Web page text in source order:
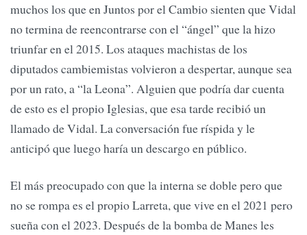
muchos los que en Juntos por el Cambio sienten que Vidal
no termina de reencontrarse con el “ángel” que la hizo
triunfar en el 2015. Los ataques machistas de los
diputados cambiemistas volvieron a despertar, aunque sea
por un rato, a “la Leona”. Alguien que podría dar cuenta
de esto es el propio Iglesias, que esa tarde recibió un
llamado de Vidal. La conversación fue ríspida y le
anticipó que luego haría un descargo en público.
El más preocupado con que la interna se doble pero que
no se rompa es el propio Larreta, que vive en el 2021 pero
sueña con el 2023. Después de la bomba de Manes les